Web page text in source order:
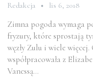
Redakcja lis 6, 2018
Zimna pogoda wymaga
fryzury, które sprostają
węzły Zulu i wiele
współpracowała z
Vanessą…